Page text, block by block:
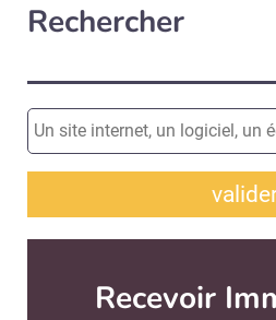
Rechercher
Recevoir